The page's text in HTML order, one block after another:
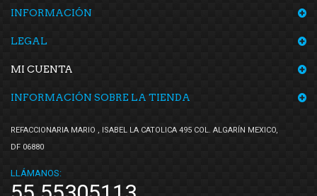
INFORMACIÓN
LEGAL
MI CUENTA
INFORMACIÓN SOBRE LA TIENDA
REFACCIONARIA MARIO , ISABEL LA CATOLICA 495 COL. ALGARÍN MEXICO,
DF 06880
LLÁMANOS: